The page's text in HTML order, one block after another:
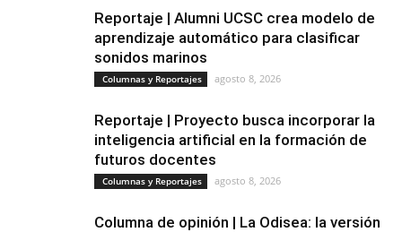
Reportaje | Alumni UCSC crea modelo de
aprendizaje automático para clasificar
sonidos marinos
Columnas y Reportajes agosto 8, 2026
Reportaje | Proyecto busca incorporar la
inteligencia artificial en la formación de
futuros docentes
Columnas y Reportajes agosto 8, 2026
Columna de opinión | La Odisea: la versión